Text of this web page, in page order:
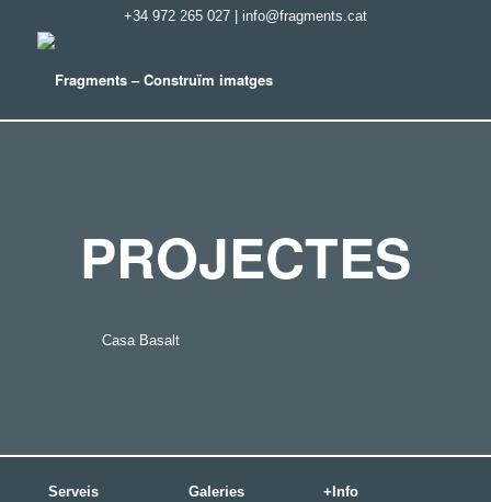
+34 972 265 027| info@fragments.cat
PROJECTES
Casa Basalt
Serveis
Galeries
+Info